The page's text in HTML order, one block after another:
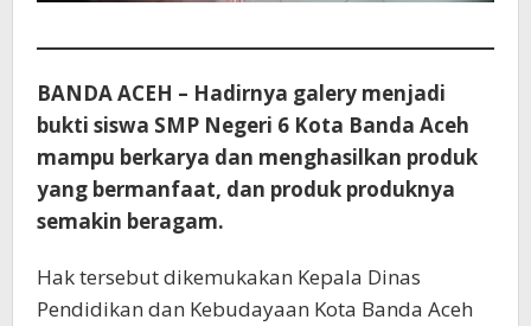
BANDA ACEH – Hadirnya galery menjadi
bukti siswa SMP Negeri 6 Kota Banda Aceh
mampu berkarya dan menghasilkan produk
yang bermanfaat, dan produk produknya
semakin beragam.
Hak tersebut dikemukakan Kepala Dinas
Pendidikan dan Kebudayaan Kota Banda Aceh